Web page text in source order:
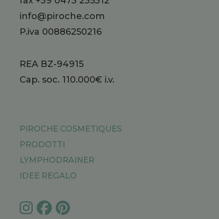
info@piroche.com
P.iva 00886250216
REA BZ-94915
Cap. soc. 110.000€ i.v.
PIROCHE COSMETIQUES
PRODOTTI
LYMPHODRAINER
IDEE REGALO